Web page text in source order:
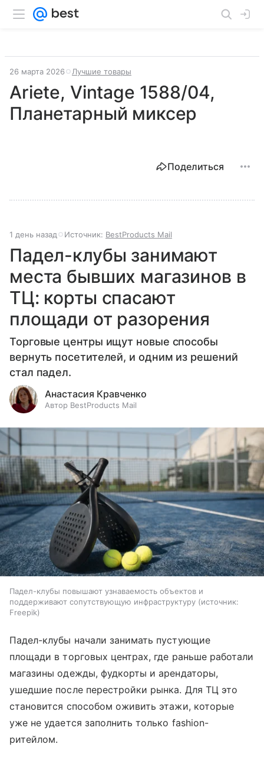
26 марта 2026 Лучшие товары
Ariete, Vintage 1588/04,
Планетарный миксер
Поделиться
1 день назад Источник: BestProducts Mail
Падел-клубы занимают
места бывших магазинов в
ТЦ: корты спасают
площади от разорения
Торговые центры ищут новые способы
вернуть посетителей, и одним из решений
стал падел.
Анастасия Кравченко
Автор BestProducts Mail
Падел-клубы повышают узнаваемость объектов и
поддерживают сопутствующую инфраструктуру
источник:
Freepik
Падел-клубы начали занимать пустующие
площади в торговых центрах, где раньше работали
магазины одежды, фудкорты и арендаторы,
ушедшие после перестройки рынка. Для ТЦ это
становится способом оживить этажи, которые
уже не удается заполнить только fashion-
ритейлом.